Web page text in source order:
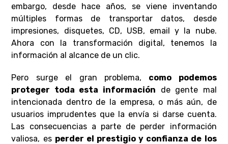
embargo, desde hace años, se viene inventando
múltiples formas de transportar datos, desde
impresiones, disquetes, CD, USB, email y la nube.
Ahora con la transformación digital, tenemos la
información al alcance de un clic.
Pero surge el gran problema, como podemos
proteger toda esta información de gente mal
intencionada dentro de la empresa, o más aún, de
usuarios imprudentes que la envía si darse cuenta.
Las consecuencias a parte de perder información
valiosa, es perder el prestigio y confianza de los